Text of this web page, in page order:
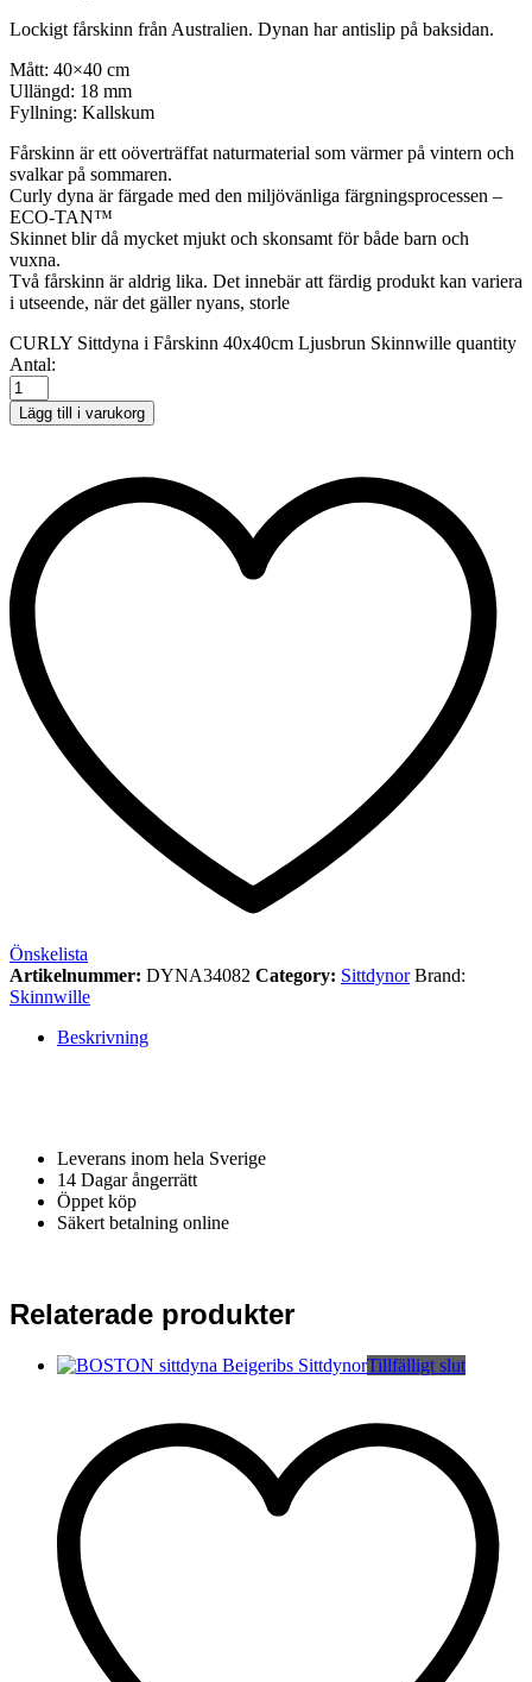
Lockigt fårskinn från Australien. Dynan har antislip på baksidan.
Mått: 40×40 cm
Ullängd: 18 mm
Fyllning: Kallskum
Fårskinn är ett oöverträffat naturmaterial som värmer på vintern och
svalkar på sommaren.
Curly dyna är färgade med den miljövänliga färgningsprocessen –
ECO-TAN™
Skinnet blir då mycket mjukt och skonsamt för både barn och
vuxna.
Två fårskinn är aldrig lika. Det innebär att färdig produkt kan variera
i utseende, när det gäller nyans, storle
CURLY Sittdyna i Fårskinn 40x40cm Ljusbrun Skinnwille quantity
Antal:
Lägg till i varukorg
Önskelista
Artikelnummer: DYNA34082 Category: Sittdynor Brand:
Skinnwille
Beskrivning
Leverans inom hela Sverige
14 Dagar ångerrätt
Öppet köp
Säkert betalning online
Relaterade produkter
Tillfälligt slut